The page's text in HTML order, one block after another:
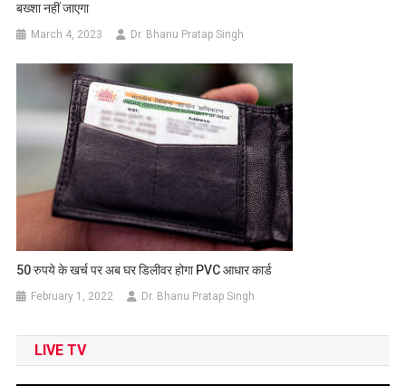
बख्शा नहीं जाएगा
March 4, 2023 Dr. Bhanu Pratap Singh
50 रुपये के खर्च पर अब घर डिलीवर होगा PVC आधार कार्ड
February 1, 2022 Dr. Bhanu Pratap Singh
LIVE TV